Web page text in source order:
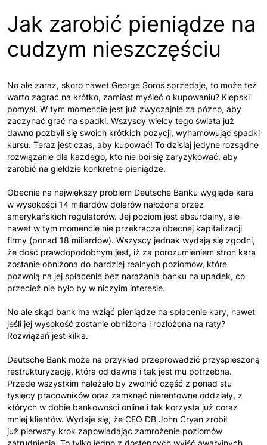
Jak zarobić pieniądze na
cudzym nieszczęściu
No ale zaraz, skoro nawet George Soros sprzedaje, to może też
warto zagrać na krótko, zamiast myśleć o kupowaniu? Kiepski
pomysł. W tym momencie jest już zwyczajnie za późno, aby
zaczynać grać na spadki. Wszyscy wielcy tego świata już
dawno pozbyli się swoich krótkich pozycji, wyhamowując spadki
kursu. Teraz jest czas, aby kupować! To dzisiaj jedyne rozsądne
rozwiązanie dla każdego, kto nie boi się zaryzykować, aby
zarobić na giełdzie konkretne pieniądze.
Obecnie na największy problem Deutsche Banku wygląda kara
w wysokości 14 miliardów dolarów nałożona przez
amerykańskich regulatorów. Jej poziom jest absurdalny, ale
nawet w tym momencie nie przekracza obecnej kapitalizacji
firmy (ponad 18 miliardów). Wszyscy jednak wydają się zgodni,
że dość prawdopodobnym jest, iż za porozumieniem stron kara
zostanie obniżona do bardziej realnych poziomów, które
pozwolą na jej spłacenie bez narażania banku na upadek, co
przecież nie było by w niczyim interesie.
No ale skąd bank ma wziąć pieniądze na spłacenie kary, nawet
jeśli jej wysokość zostanie obniżona i rozłożona na raty?
Rozwiązań jest kilka.
Deutsche Bank może na przykład przeprowadzić przyspieszoną
restrukturyzację, która od dawna i tak jest mu potrzebna.
Przede wszystkim należało by zwolnić część z ponad stu
tysięcy pracowników oraz zamknąć nierentowne oddziały, z
których w dobie bankowości online i tak korzysta już coraz
mniej klientów. Wydaje się, że CEO DB John Cryan zrobił
już pierwszy krok zapowiadając zamrożenie poziomów
zatrudnienia. To tylko jedno z dostępnych wyjść awaryjnych.